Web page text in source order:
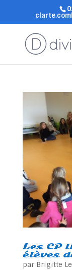
Les CP
élèves
par Brigitte